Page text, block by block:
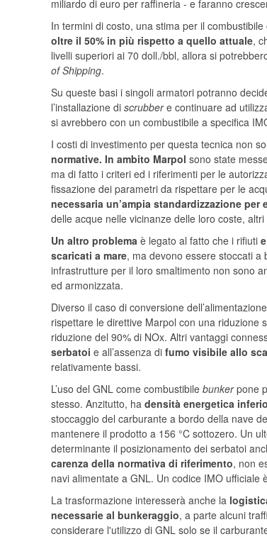
miliardo di euro per raffineria - e faranno
In termini di costo, una stima per il
oltre il 50% in più rispetto a quello attuale,
livelli superiori ai 70 doll./bbl, allora si
of Shipping.
Su queste basi i singoli armatori potranno
l’installazione di scrubbere continuare ad
si avrebbero con un combustibile a specifica
I costi di investimento per questa tecnica non
normative. In ambito Marpol sono state
ma di fatto i criteri ed i riferimenti per le
fissazione dei parametri da rispettare per le
necessaria un’ampia standardizzazione
delle acque nelle vicinanze delle loro coste,
Un altro problema è legato al fatto che i rifiuti
scaricati a mare, ma devono essere stoccati a
infrastrutture per il loro smaltimento non sono
ed armonizzata.
Diverso il caso di conversione
rispettare le direttive Marpol con una riduzione
riduzione del 90% di NOx. Altri vantaggi
serbatoi e all’assenza di fumo visibile allo
relativamente bassi.
L’uso del GNL come combustibile bunkerpone
stesso. Anzitutto, ha densità energetica
stoccaggio del carburante a bordo della nave
mantenere il prodotto a 156 °C sottozero. Un
determinante il posizionamento dei serbatoi
carenza della normativa di riferimento, non
navi alimentate a GNL. Un codice IMO
La trasformazione interesserà anche la
necessarie al bunkeraggio, a parte alcuni
considerare l'utilizzo di GNL solo se il